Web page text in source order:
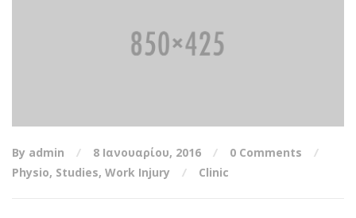
By admin 8 Ιανουαρίου, 2016
0 Comments
Physio, Studies, Work Injury Clinic